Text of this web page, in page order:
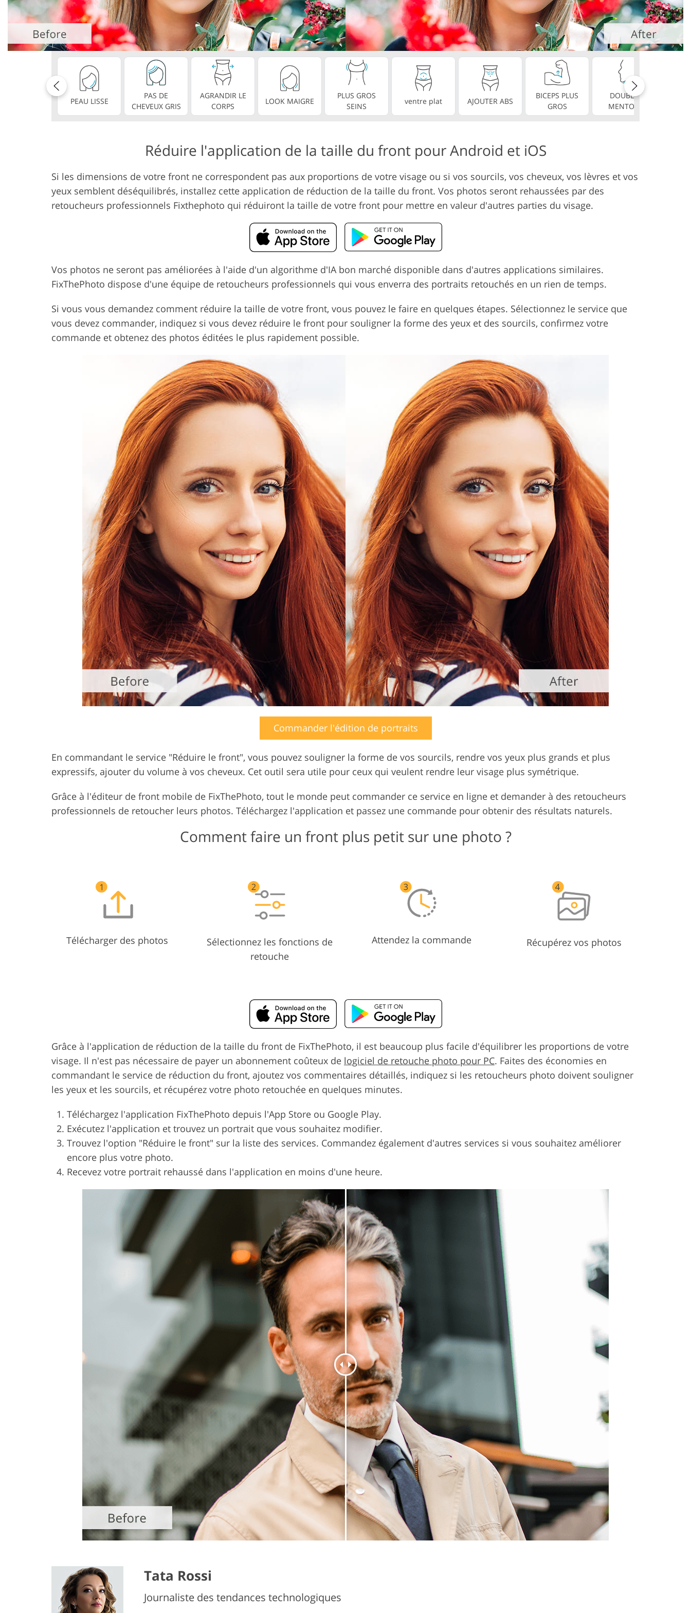
Services de retouche de
produits
Services de retouche de
bijoux
Données d'Entraînement IA Services de montage vidéo
PEAU LISSE
PAS DE
CHEVEUX GRIS
AGRANDIR LE
CORPS
LOOK MAIGRE
PLUS GROS
SEINS
ventre plat AJOUTER ABS
BICEPS PLUS
GROS
DOUBLE
MENTON
Réduire l'application de la taille du front pour Android et iOS
Si les dimensions de votre front ne correspondent pas aux proportions de votre visage ou si vos sourcils, vos cheveux, vos lèvres et vos
yeux semblent déséquilibrés, installez cette application de réduction de la taille du front. Vos photos seront rehaussées par des
retoucheurs professionnels Fixthephoto qui réduiront la taille de votre front pour mettre en valeur d'autres parties du visage.
Vos photos ne seront pas améliorées à l'aide d'un algorithme d'IA bon marché disponible dans d'autres applications similaires.
FixThePhoto dispose d'une équipe de retoucheurs professionnels qui vous enverra des portraits retouchés en un rien de temps.
Si vous vous demandez comment réduire la taille de votre front, vous pouvez le faire en quelques étapes. Sélectionnez le service que
vous devez commander, indiquez si vous devez réduire le front pour souligner la forme des yeux et des sourcils, confirmez votre
commande et obtenez des photos éditées le plus rapidement possible.
Commander l'édition de portraits
En commandant le service "Réduire le front", vous pouvez souligner la forme de vos sourcils, rendre vos yeux plus grands et plus
expressifs, ajouter du volume à vos cheveux. Cet outil sera utile pour ceux qui veulent rendre leur visage plus symétrique.
Grâce à l'éditeur de front mobile de FixThePhoto, tout le monde peut commander ce service en ligne et demander à des retoucheurs
professionnels de retoucher leurs photos. Téléchargez l'application et passez une commande pour obtenir des résultats naturels.
Comment faire un front plus petit sur une photo ?
Télécharger des photos
Sélectionnez les fonctions de
retouche
Attendez la commande Récupérez vos photos
Grâce à l'application de réduction de la taille du front de FixThePhoto, il est beaucoup plus facile d'équilibrer les proportions de votre
visage. Il n'est pas nécessaire de payer un abonnement coûteux de logiciel de retouche photo pour PC. Faites des économies en
commandant le service de réduction du front, ajoutez vos commentaires détaillés, indiquez si les retoucheurs photo doivent souligner
les yeux et les sourcils, et récupérez votre photo retouchée en quelques minutes.
Téléchargez l'application FixThePhoto depuis l'App Store ou Google Play.
Exécutez l'application et trouvez un portrait que vous souhaitez modifier.
Trouvez l'option "Réduire le front" sur la liste des services. Commandez également d'autres services si vous souhaitez améliorer
encore plus votre photo.
Recevez votre portrait rehaussé dans l'application en moins d'une heure.
Tata Rossi
Journaliste des tendances technologiques